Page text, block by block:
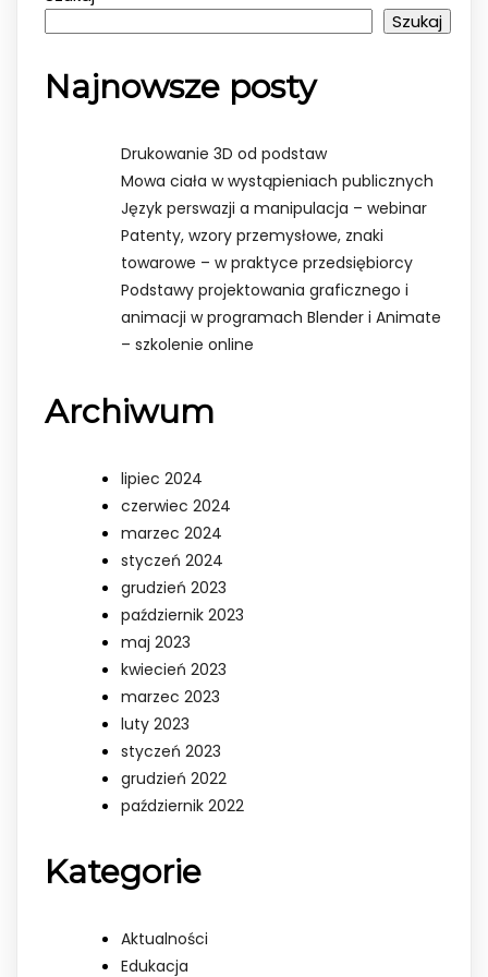
Szukaj
Najnowsze posty
Drukowanie 3D od podstaw
Mowa ciała w wystąpieniach publicznych
Język perswazji a manipulacja – webinar
Patenty, wzory przemysłowe, znaki
towarowe – w praktyce przedsiębiorcy
Podstawy projektowania graficznego i
animacji w programach Blender i Animate
– szkolenie online
Archiwum
lipiec 2024
czerwiec 2024
marzec 2024
styczeń 2024
grudzień 2023
październik 2023
maj 2023
kwiecień 2023
marzec 2023
luty 2023
styczeń 2023
grudzień 2022
październik 2022
Kategorie
Aktualności
Edukacja